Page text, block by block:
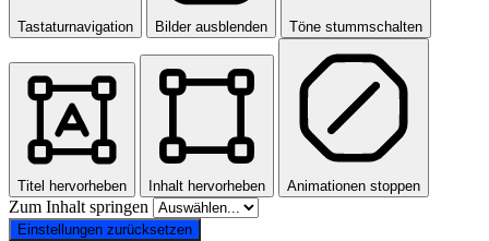
Tastaturnavigation Bilder ausblenden Töne stummschalten
Titel hervorheben Inhalt hervorheben Animationen stoppen
Zum Inhalt springen
Einstellungen zurücksetzen